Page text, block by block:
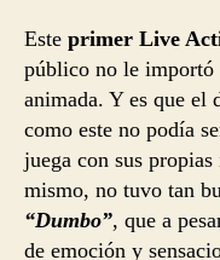
Este primer Live
público no le importó
animada. Y es que el
como este no podía
juega con sus
mismo, no tuvo tan
“Dumbo”, que a
de emoción y